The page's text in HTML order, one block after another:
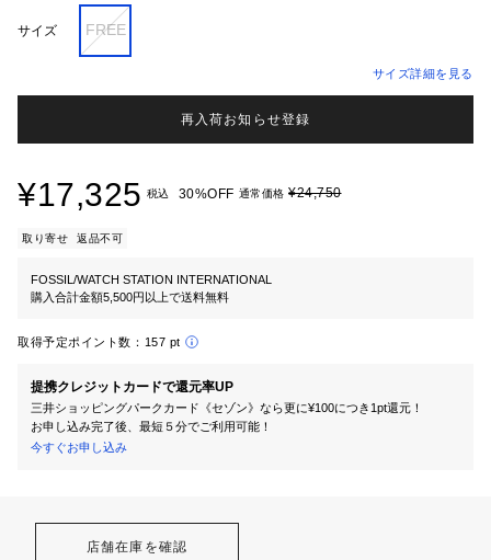
サイズ FREE
サイズ詳細を見る
再入荷お知らせ登録
¥17,325 税込 30%OFF 通常価格 ¥24,750
取り寄せ 返品不可
FOSSIL/WATCH STATION INTERNATIONAL
購入合計金額5,500円以上で送料無料
取得予定ポイント数： 157 pt
提携クレジットカードで還元率UP
三井ショッピングパークカード《セゾン》なら更に¥100につき1pt還元！
お申し込み完了後、最短５分でご利用可能！
今すぐお申し込み
店舗在庫を確認